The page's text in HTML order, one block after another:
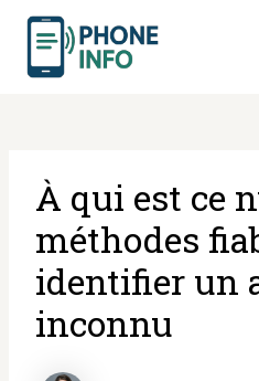
Aller
À qui est ce
méthodes
identifier un
inconnu